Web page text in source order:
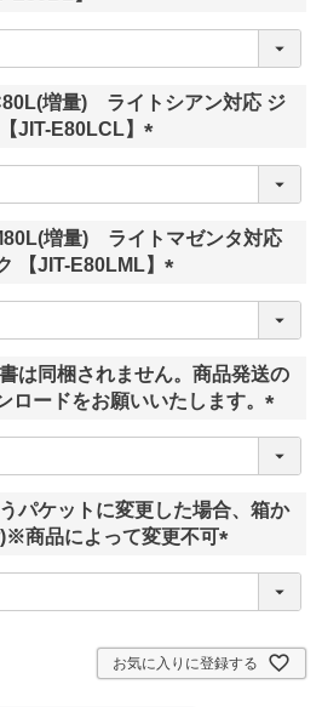
(
増量) ライトシアン対応 ジ
JIT-E80LCL】
(
増量) ライトマゼンタ対応
【JIT-E80LML】
(
)
は同梱されません。商品発送の
ロードをお願いいたします。
(
必
)
パケットに変更した場合、箱か
商品によって変更不可
(
)
お気に入りに登録する